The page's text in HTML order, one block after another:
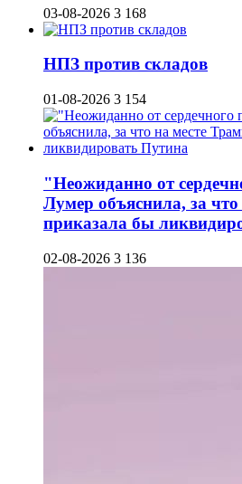
03-08-2026 3 168
НПЗ против складов
01-08-2026 3 154
"Неожиданно от
Лумер объяснила, за
приказала бы
02-08-2026 3 136